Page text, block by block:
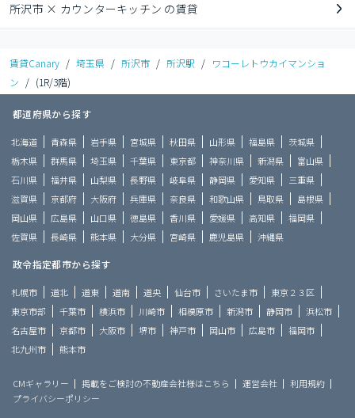
所沢市 × カウンターキッチン の賃貸
賃貸Canary / 埼玉県 / 所沢市 / 所沢駅 / ワコーレトウカイマンショ
ン / (1R/3階)
都道府県から探す
北海道 青森県 岩手県 宮城県 秋田県 山形県 福島県
茨城県
栃木県
群馬県 埼玉県 千葉県 東京都 神奈川県 新潟県
富山県
石川県
福井県 山梨県 長野県 岐阜県 静岡県 愛知県
三重県
滋賀県
京都府 大阪府 兵庫県 奈良県 和歌山県 鳥取県
島根県
岡山県
広島県 山口県 徳島県 香川県 愛媛県 高知県
福岡県
佐賀県
長崎県 熊本県 大分県 宮崎県 鹿児島県 沖縄県
政令指定都市から探す
札幌市 道北 道東 道南 道央 仙台市 さいたま市
東京２３区
東京市部
千葉市 横浜市 川崎市 相模原市 新潟市 静岡市
浜松市
名古屋市
京都市 大阪市 堺市 神戸市 岡山市 広島市
福岡市
北九州市
熊本市
CMギャラリー 掲載をご検討の不動産会社様はこちら 運営会社
利用規約
プライバシーポリシー